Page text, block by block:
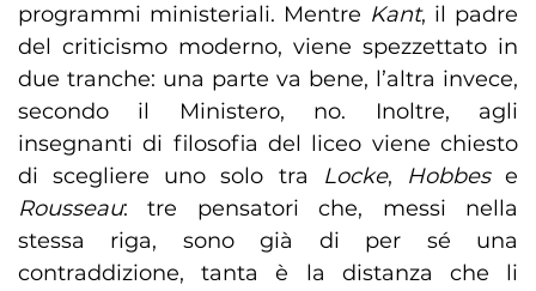
programmi ministeriali. Mentre Kant, il padre
del criticismo moderno, viene spezzettato in
due tranche: una parte va bene, l’altra invece,
secondo il Ministero, no. Inoltre, agli
insegnanti di filosofia del liceo viene chiesto
di scegliere uno solo tra
Locke, Hobbese
Rousseau: tre pensatori che, messi nella
stessa riga, sono già di per sé una
contraddizione, tanta è la distanza che li